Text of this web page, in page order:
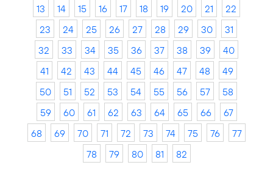
13
14 15 16 17 18 19 20 21
22
23
24 25 26 27 28 29 30
31
32
33 34 35 36 37 38 39
40
41
42 43 44 45 46 47 48
49
50
51 52 53 54 55 56 57
58
59
60 61 62 63 64 65 66
67
68
69 70 71 72 73 74 75 76
77
78
79 80 81 82